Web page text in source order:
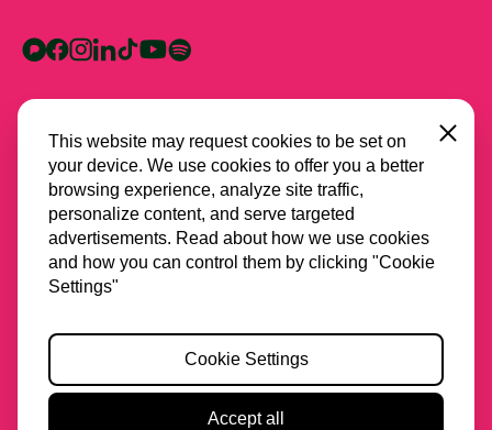
Alle partners
Cookies
Toegankelijkheid
This website may request cookies to be set on
your device. We use cookies to offer you a better
browsing experience, analyze site traffic,
personalize content, and serve targeted
advertisements. Read about how we use cookies
and how you can control them by clicking "Cookie
Settings"
Close
Cookie Settings
Accept all